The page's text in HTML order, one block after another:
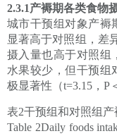
2.3.1产褥期各类食物
城市干预组对象产褥
显著高于对照组，差
摄入量也高于对照组
水果较少，但干预组
极显著性（t=3.15，P
表2干预组和对照组
Table 2Daily foods